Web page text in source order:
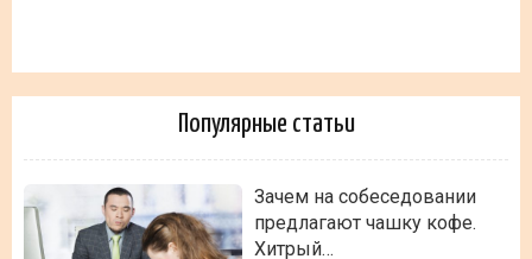
Популярные статьи
Зачем на собеседовании
предлагают чашку кофе.
Хитрый…